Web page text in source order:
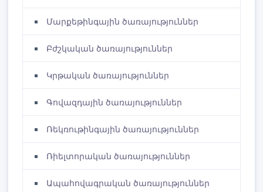
Մարքեթինգային ​​ծառայություններ
Բժշկական ծառայություններ
Կրթական ծառայություններ
Գովազդային ծառայություններ
Ռեկռութինգային ծառայություններ
Ռիելտորական ծառայություններ
Ապահովագրական ծառայություններ